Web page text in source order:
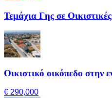
Τεμάχια Γης σε
Οικιστικό οικόπεδο στην
€ 290,000